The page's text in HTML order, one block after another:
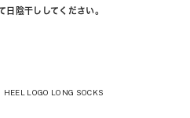
日陰干ししてください。
HEEL LOGO LONG SOCKS